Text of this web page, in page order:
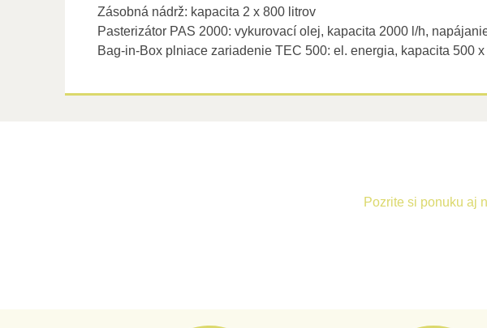
Zásobná nádrž: kapacita 2 x 800 litrov
Pasterizátor PAS 2000: vykurovací olej, kapacita 2000 l/h,
Bag-in-Box plniace zariadenie TEC 500: el. energia, kapacita 500
Pozrite si ponuku aj